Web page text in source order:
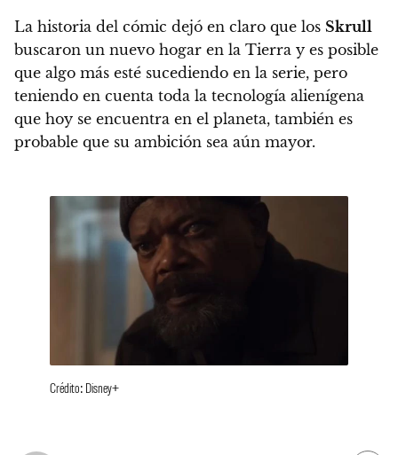
La historia del cómic dejó en claro que los Skrull
buscaron un nuevo hogar en la Tierra y es posible
que algo más esté sucediendo en la serie, pero
teniendo en cuenta toda la tecnología alienígena
que hoy se encuentra en el planeta, también es
probable que su ambición sea aún mayor.
Crédito: Disney+